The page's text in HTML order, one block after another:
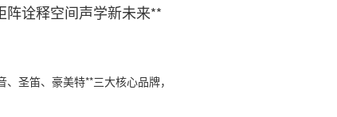
诠释空间声学新未来**
圣笛、豪美特**三大核心品牌，